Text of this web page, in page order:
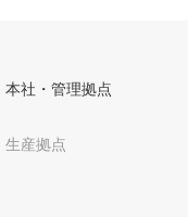
本社・管理拠点
生産拠点